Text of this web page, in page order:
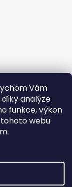
Vám
analýze
funkce, výkon
webu